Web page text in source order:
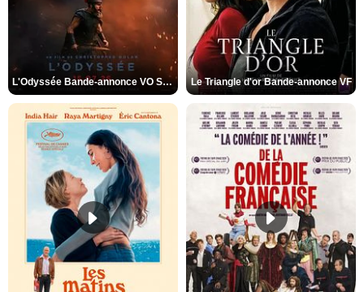
L'Odyssée Bande-annonce VO STFR Le Triangle d'or Bande-annonce VF